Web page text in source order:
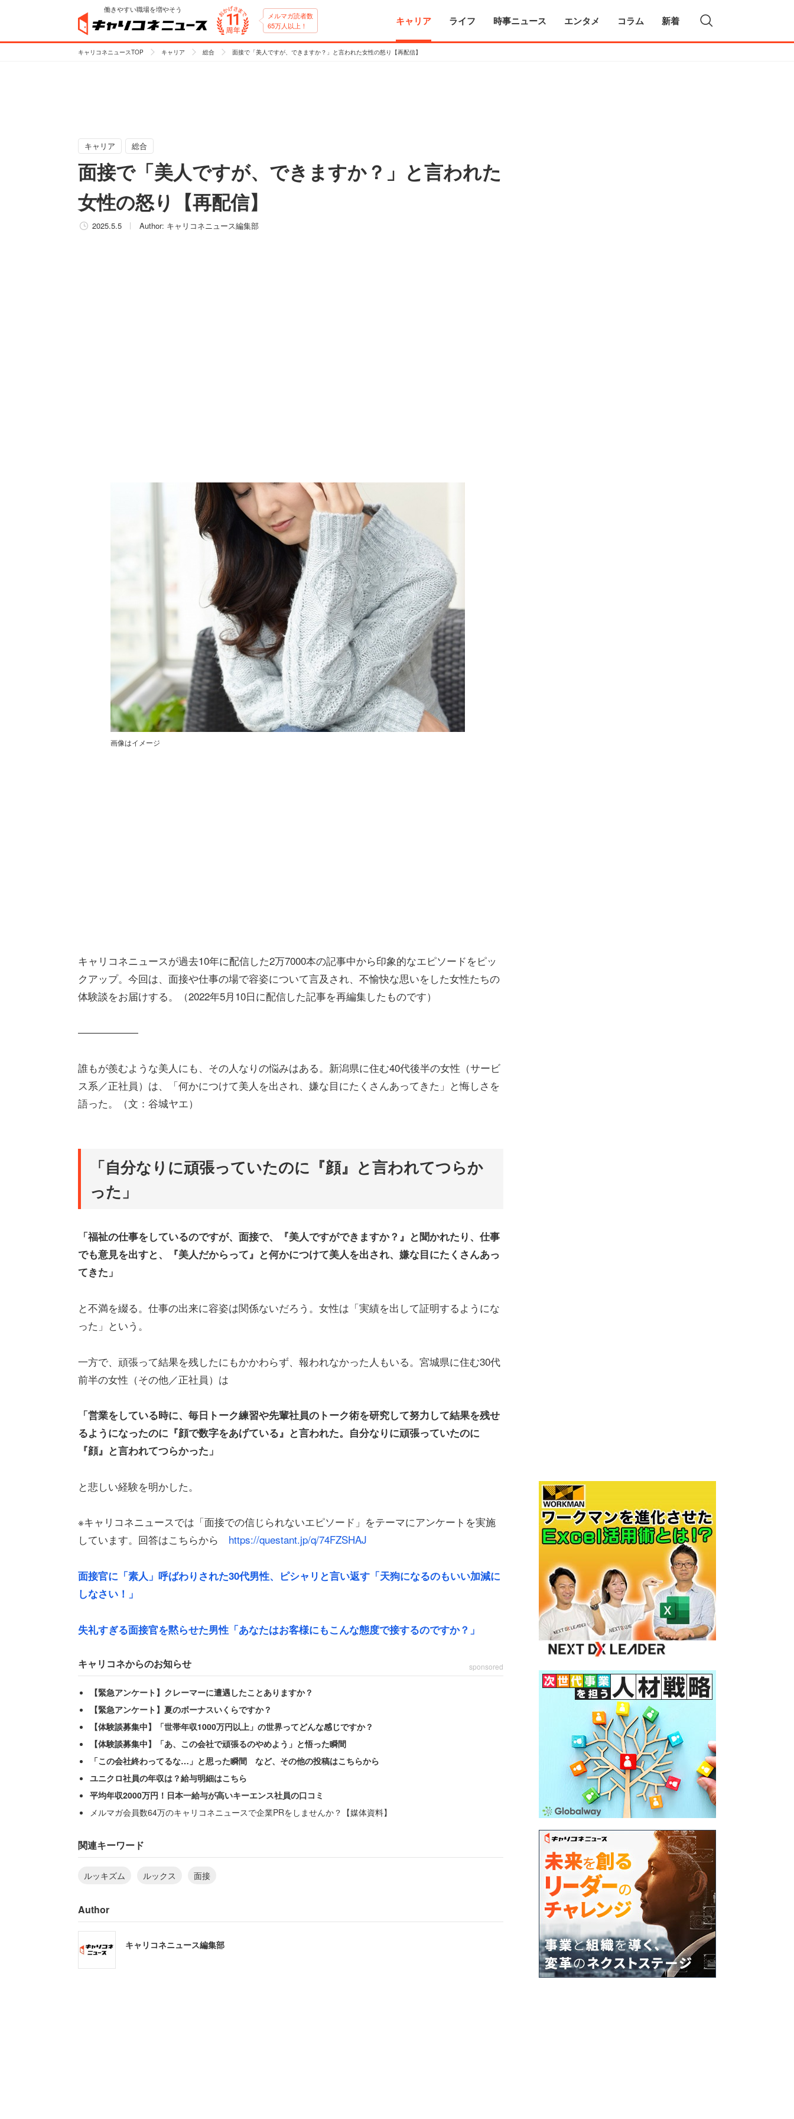
働きやすい職場を増やそう
メルマガ読者数
65万人以上！
キャリア ライフ 時事ニュース エンタメ コラム 新着
キャリコネニュースTOP キャリア 総合 面接で「美人ですが、できますか？」と言われた女性の怒り【再配信】
キャリア 総合
面接で「美人ですが、できますか？」と言われた
女性の怒り【再配信】
2025.5.5 Author: キャリコネニュース編集部
画像はイメージ
キャリコネニュースが過去10年に配信した2万7000本の記事中から印象的なエピソードをピッ
クアップ。今回は、面接や仕事の場で容姿について言及され、不愉快な思いをした女性たちの
体験談をお届けする。（2022年5月10日に配信した記事を再編集したものです）
――――――
誰もが羨むような美人にも、その人なりの悩みはある。新潟県に住む40代後半の女性（サービ
ス系／正社員）は、「何かにつけて美人を出され、嫌な目にたくさんあってきた」と悔しさを
語った。（文：谷城ヤエ）
「自分なりに頑張っていたのに『顔』と言われてつらか
った」
「福祉の仕事をしているのですが、面接で、『美人ですができますか？』と聞かれたり、仕事
でも意見を出すと、『美人だからって』と何かにつけて美人を出され、嫌な目にたくさんあっ
てきた」
と不満を綴る。仕事の出来に容姿は関係ないだろう。女性は「実績を出して証明するようにな
った」という。
一方で、頑張って結果を残したにもかかわらず、報われなかった人もいる。宮城県に住む30代
前半の女性（その他／正社員）は
「営業をしている時に、毎日トーク練習や先輩社員のトーク術を研究して努力して結果を残せ
るようになったのに『顔で数字をあげている』と言われた。自分なりに頑張っていたのに
『顔』と言われてつらかった」
と悲しい経験を明かした。
※キャリコネニュースでは「面接での信じられないエピソード」をテーマにアンケートを実施
しています。回答はこちらから https://questant.jp/q/74FZSHAJ
面接官に「素人」呼ばわりされた30代男性、ピシャリと言い返す「天狗になるのもいい加減に
しなさい！」
失礼すぎる面接官を黙らせた男性「あなたはお客様にもこんな態度で接するのですか？」
キャリコネからのお知らせ sponsored
【緊急アンケート】クレーマーに遭遇したことありますか？
【緊急アンケート】夏のボーナスいくらですか？
【体験談募集中】「世帯年収1000万円以上」の世界ってどんな感じですか？
【体験談募集中】「あ、この会社で頑張るのやめよう」と悟った瞬間
「この会社終わってるな…」と思った瞬間 など、その他の投稿はこちらから
ユニクロ社員の年収は？給与明細はこちら
平均年収2000万円！日本一給与が高いキーエンス社員の口コミ
メルマガ会員数64万のキャリコネニュースで企業PRをしませんか？【媒体資料】
関連キーワード
ルッキズム ルックス 面接
Author
キャリコネニュース編集部